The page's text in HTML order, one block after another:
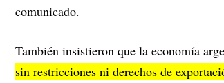
comunicado.
También insistieron que la economía
sin restricciones ni derechos de